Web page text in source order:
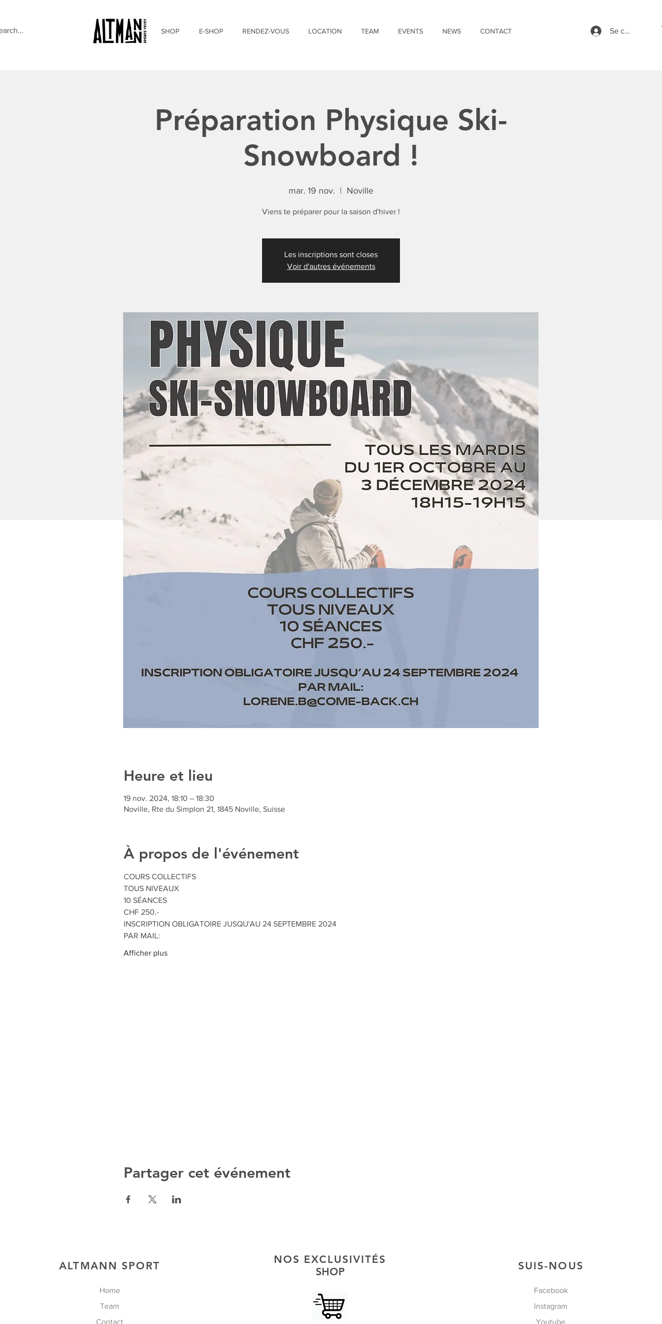
SHOP E-SHOP RENDEZ-VOUS LOCATION TEAM EVENTS NEWS CONTACT Se connecter
Préparation Physique Ski-
Snowboard !
mar. 19 nov.
  |
Noville
Viens te préparer pour la saison d'hiver !
Les inscriptions sont closes
Voir d'autres événements
Heure et lieu
19 nov. 2024, 18:10 – 18:30
Noville, Rte du Simplon 21, 1845 Noville, Suisse
À propos de l'événement
COURS COLLECTIFS
TOUS NIVEAUX
10 SÉANCES
CHF 250.-
INSCRIPTION OBLIGATOIRE JUSQU'AU 24 SEPTEMBRE 2024
PAR MAIL:
Afficher plus
Partager cet événement
ALTMANN SPORT
Home
Team
Contact
NOS EXCLUSIVITÉS
SHOP
SUIS-NOUS
Facebook
Instagram
Youtube